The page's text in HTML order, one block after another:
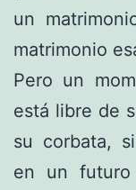
un
matrimonio
Pero un
está libre de
su corbata,
en un